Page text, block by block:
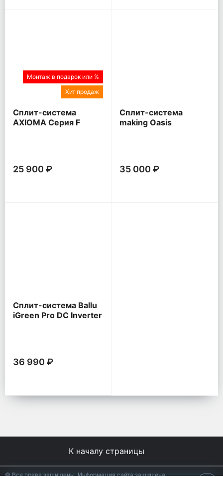
Монтаж в подарок или %
Хит продаж
Сплит-система
AXIOMA Серия F
25 900 ₽
Сплит-система
making Oasis
35 000 ₽
Сплит-система Ballu
iGreen Pro DC Inverter
36 990 ₽
К началу страницы
© Все права защищены. Информация сайта защищена